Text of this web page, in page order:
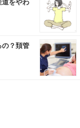
道をやわ
の？頚管